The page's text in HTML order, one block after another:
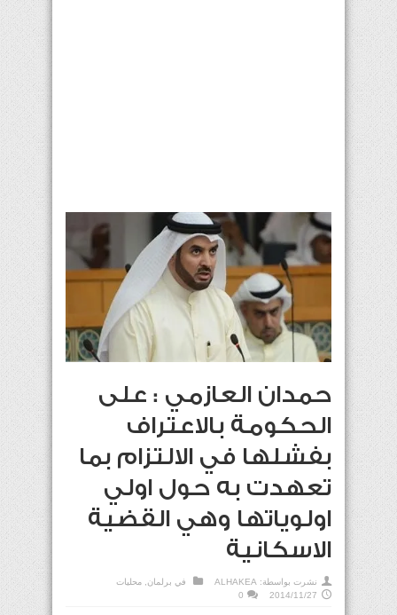
حمدان العازمي : على
الحكومة بالاعتراف
بفشلها في الالتزام بما
تعهدت به حول اولي
اولوياتها وهي القضية
الاسكانية
نشرت بواسطة: ALHAKEA في برلمان
محليات
2014/11/27
0